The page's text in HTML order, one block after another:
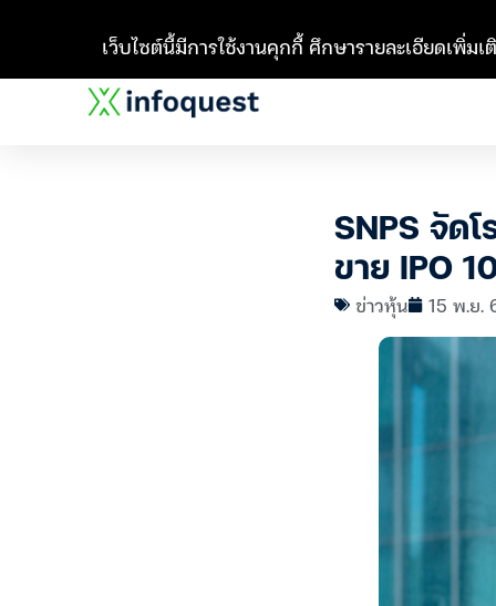
SNPS จัด
ขาย IPO
ข่าวหุ้น 15 พ.ย.
เว็บไซต์นี้มีการใช้งานคุกกี้ ศึกษารายละเอียดเพิ่ม